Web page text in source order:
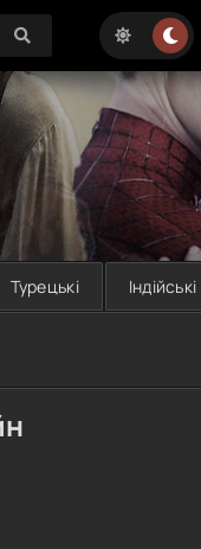
Турецькі Індійські